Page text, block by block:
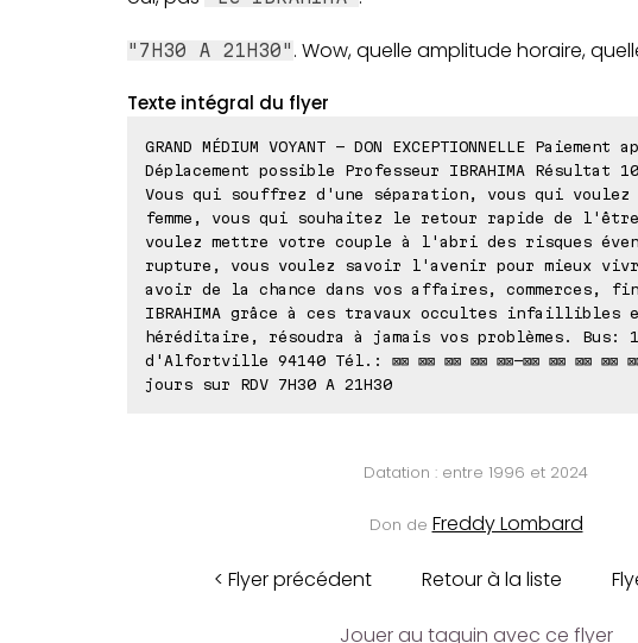
"7H30 A 21H30" . Wow, quelle amplitude horaire,
Texte intégral du flyer
GRAND MÉDIUM VOYANT - DON EXCEPTIONNELLE
Déplacement possible Professeur IBRAHIMA Résultat
Vous qui souffrez d'une séparation, vous qui voulez
femme, vous qui souhaitez le retour rapide de
voulez mettre votre couple à l'abri des risques
rupture, vous voulez savoir l'avenir pour mieux
avoir de la chance dans vos affaires, commerces,
IBRAHIMA grâce à ces travaux occultes infaillibles
héréditaire, résoudra à jamais vos problèmes. Bus:
d'Alfortville 94140 Tél.: ⊠⊠ ⊠⊠ ⊠⊠ ⊠⊠ ⊠⊠-⊠⊠ ⊠⊠ ⊠⊠ ⊠⊠
jours sur RDV 7H30 A 21H30
Datation : entre 1996 et 2024
Don de Freddy Lombard
< Flyer précédent Retour à la liste
Jouer au taquin avec ce flyer